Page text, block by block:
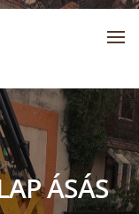
ÁSÁS